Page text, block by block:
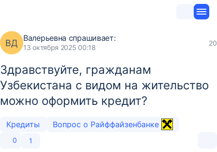
ВД Валерьевна спрашивает:
13 октября 2025 00:18
20
Здравствуйте, гражданам
Узбекистана с видом на жительство
можно оформить кредит?
Кредиты Вопрос о Райффайзенбанке
0 1